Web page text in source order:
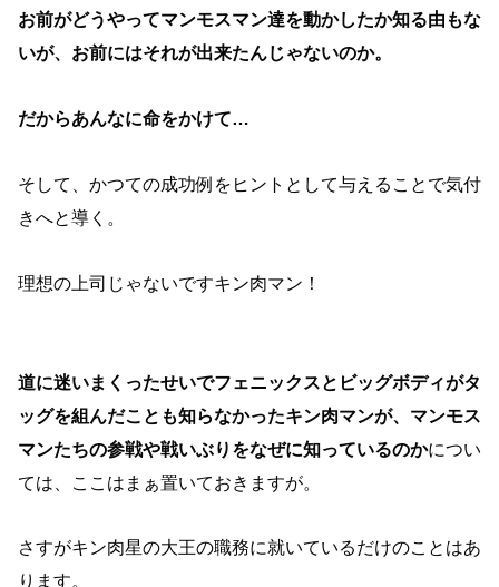
お前がどうやってマンモスマン達を動かしたか知る由もな
いが、お前にはそれが出来たんじゃないのか。
だからあんなに命をかけて…
そして、かつての成功例をヒントとして与えることで気付
きへと導く。
理想の上司じゃないですキン肉マン！
道に迷いまくったせいでフェニックスとビッグボディがタ
ッグを組んだことも知らなかったキン肉マンが、マンモス
マンたちの参戦や戦いぶりをなぜに知っているのかについ
ては、ここはまぁ置いておきますが。
さすがキン肉星の大王の職務に就いているだけのことはあ
ります。